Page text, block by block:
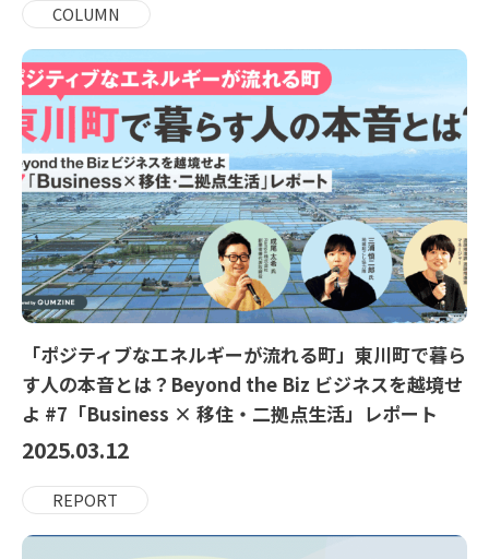
COLUMN
「ポジティブなエネルギーが流れる町」東川町で暮ら
す人の本音とは？Beyond the Biz ビジネスを越境せ
よ #7「Business × 移住・二拠点生活」レポート
2025.03.12
REPORT